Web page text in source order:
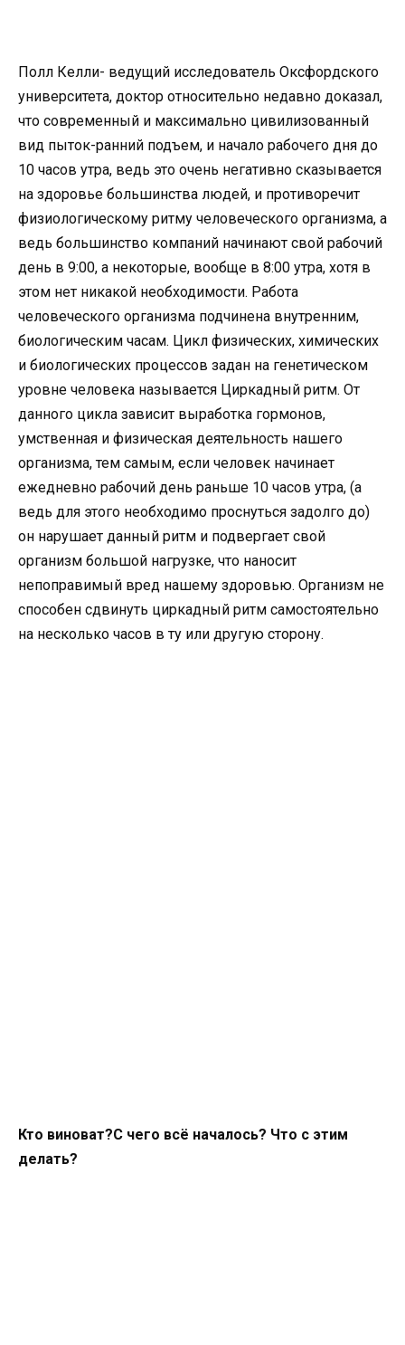
Полл Келли- ведущий исследователь Оксфордского
университета, доктор относительно недавно доказал,
что современный и максимально цивилизованный
вид пыток-ранний подъем, и начало рабочего дня до
10 часов утра, ведь это очень негативно сказывается
на здоровье большинства людей, и противоречит
физиологическому ритму человеческого организма, а
ведь большинство компаний начинают свой рабочий
день в 9:00, а некоторые, вообще в 8:00 утра, хотя в
этом нет никакой необходимости. Работа
человеческого организма подчинена внутренним,
биологическим часам. Цикл физических, химических
и биологических процессов задан на генетическом
уровне человека называется Циркадный ритм. От
данного цикла зависит выработка гормонов,
умственная и физическая деятельность нашего
организма, тем самым, если человек начинает
ежедневно рабочий день раньше 10 часов утра, (а
ведь для этого необходимо проснуться задолго до)
он нарушает данный ритм и подвергает свой
организм большой нагрузке, что наносит
непоправимый вред нашему здоровью. Организм не
способен сдвинуть циркадный ритм самостоятельно
на несколько часов в ту или другую сторону.
Кто виноват?С чего всё началось? Что с этим
делать?